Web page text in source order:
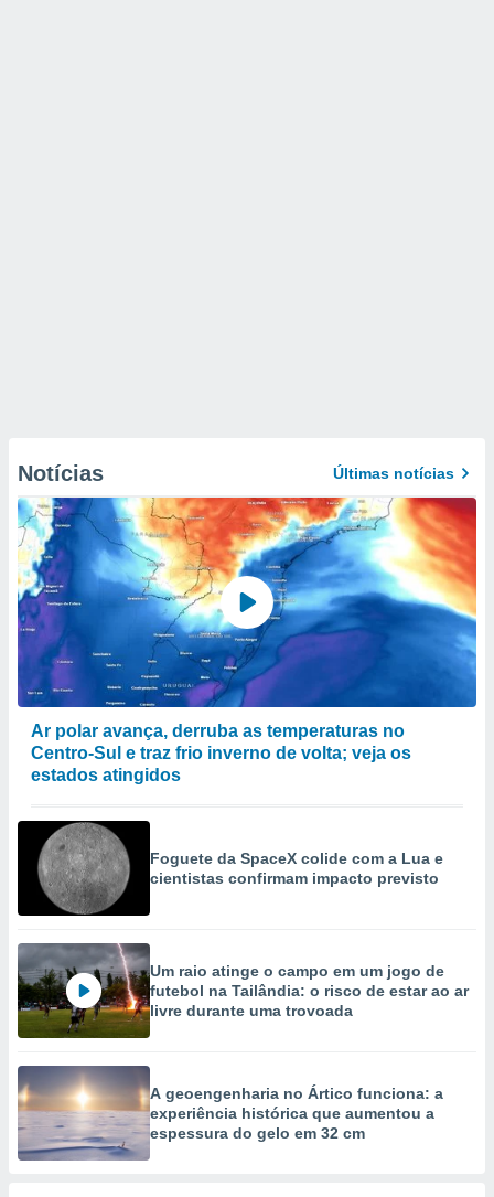
Notícias Últimas notícias
Ar polar avança, derruba as temperaturas no
Centro-Sul e traz frio inverno de volta; veja os
estados atingidos
Foguete da SpaceX colide com a Lua e
cientistas confirmam impacto previsto
Um raio atinge o campo em um jogo de
futebol na Tailândia: o risco de estar ao ar
livre durante uma trovoada
A geoengenharia no Ártico funciona: a
experiência histórica que aumentou a
espessura do gelo em 32 cm